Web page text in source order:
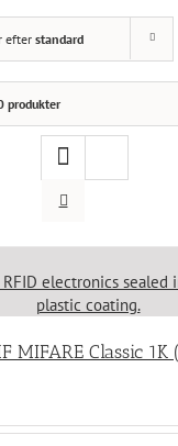
efter standard
produkter
MIFARE Classic 1K